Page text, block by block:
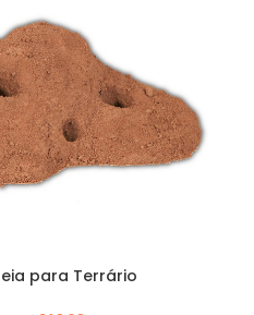
para Terrário